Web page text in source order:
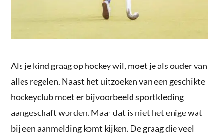
Als je kind graag op hockey wil, moet je als ouder van
alles regelen. Naast het uitzoeken van een geschikte
hockeyclub moet er bijvoorbeeld sportkleding
aangeschaft worden. Maar dat is niet het enige wat
bij een aanmelding komt kijken. De graag die veel